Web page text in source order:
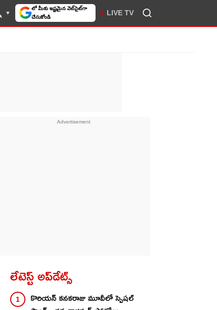
లో మీకు ఇష్టమైన వెబ్‌సైట్‌గా
చేసుకోండి
LIVE TV
లేటెస్ట్ అప్‌డేట్స్
కొరియ‌న్ కన‌క‌రాజు మూవీలో స్పెష‌ల్